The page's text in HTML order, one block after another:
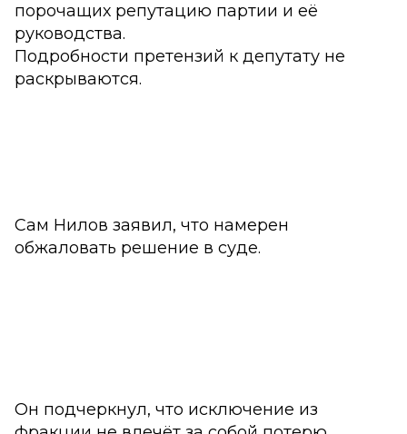
порочащих репутацию партии и её
руководства.
Подробности претензий к депутату не
раскрываются.
Сам Нилов заявил, что намерен
обжаловать решение в суде.
Он подчеркнул, что исключение из